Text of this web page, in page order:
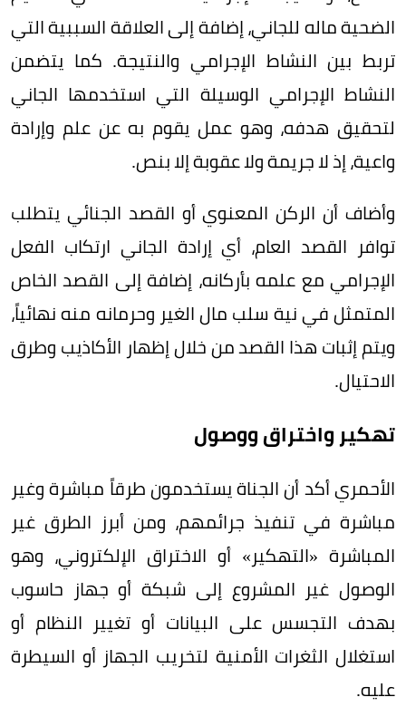
الضحية ماله للجاني، إضافة إلى العلاقة السببية التي
تربط بين النشاط الإجرامي والنتيجة. كما يتضمن
النشاط الإجرامي الوسيلة التي استخدمها الجاني
لتحقيق هدفه، وهو عمل يقوم به عن علم وإرادة
واعية، إذ لا جريمة ولا عقوبة إلا بنص.
وأضاف أن الركن المعنوي أو القصد الجنائي يتطلب
توافر القصد العام، أي إرادة الجاني ارتكاب الفعل
الإجرامي مع علمه بأركانه، إضافة إلى القصد الخاص
المتمثل في نية سلب مال الغير وحرمانه منه نهائياً،
ويتم إثبات هذا القصد من خلال إظهار الأكاذيب وطرق
الاحتيال.
تهكير واختراق ووصول
الأحمري أكد أن الجناة يستخدمون طرقاً مباشرة وغير
مباشرة في تنفيذ جرائمهم، ومن أبرز الطرق غير
المباشرة «التهكير» أو الاختراق الإلكتروني، وهو
الوصول غير المشروع إلى شبكة أو جهاز حاسوب
بهدف التجسس على البيانات أو تغيير النظام أو
استغلال الثغرات الأمنية لتخريب الجهاز أو السيطرة
عليه.